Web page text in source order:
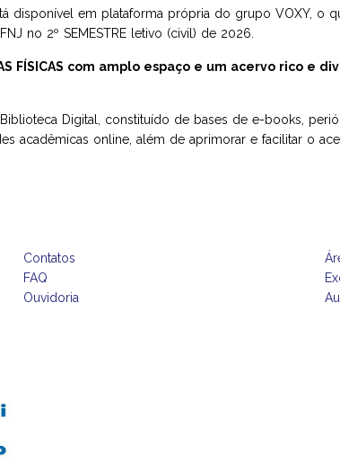
disponível em plataforma própria do grupo VOXY, o
no 2º SEMESTRE letivo (civil) de 2026.
FÍSICAS com amplo espaço e um acervo rico e
Digital, constituído de bases de e-books,
acadêmicas online, além de aprimorar e facilitar o
Contatos
FAQ
Ouvidoria